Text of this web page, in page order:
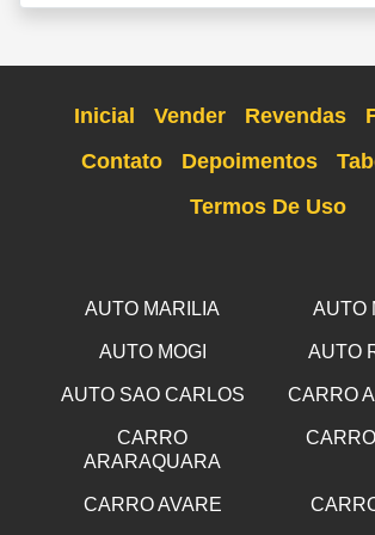
Inicial Vender Revendas
Contato
Depoimentos
Termos De Uso
AUTO MARILIA AUTO
AUTO MOGI AUTO
AUTO SAO CARLOS CARRO
CARRO
ARARAQUARA
CARRO AVARE